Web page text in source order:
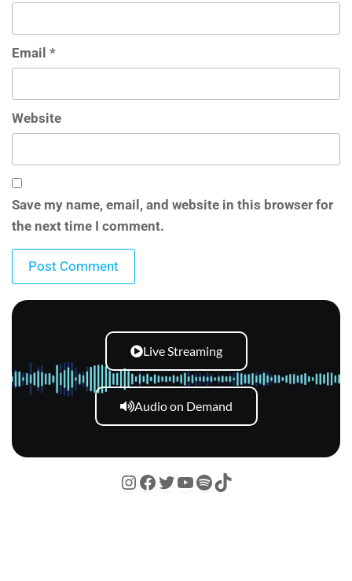
Email *
Website
Save my name, email, and website in this browser for
the next time I comment.
Live Streaming
Audio on Demand